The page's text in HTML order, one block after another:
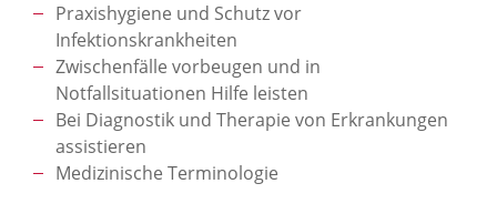
Praxishygiene und Schutz vor
Infektionskrankheiten
Zwischenfälle vorbeugen und in
Notfallsituationen Hilfe leisten
Bei Diagnostik und Therapie von Erkrankungen
assistieren
Medizinische Terminologie